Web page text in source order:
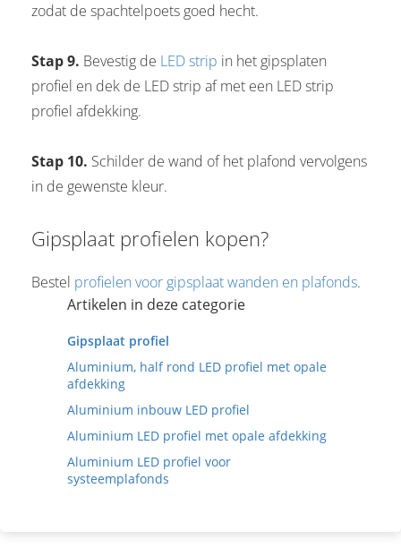
zodat de spachtelpoets goed hecht.
Stap 9. Bevestig de LED strip in het gipsplaten
profiel en dek de LED strip af met een LED strip
profiel afdekking.
Stap 10. Schilder de wand of het plafond vervolgens
in de gewenste kleur.
Gipsplaat profielen kopen?
Bestel profielen voor gipsplaat wanden en plafonds.
Artikelen in deze categorie
Gipsplaat profiel
Aluminium, half rond LED profiel met opale
afdekking
Aluminium inbouw LED profiel
Aluminium LED profiel met opale afdekking
Aluminium LED profiel voor
systeemplafonds